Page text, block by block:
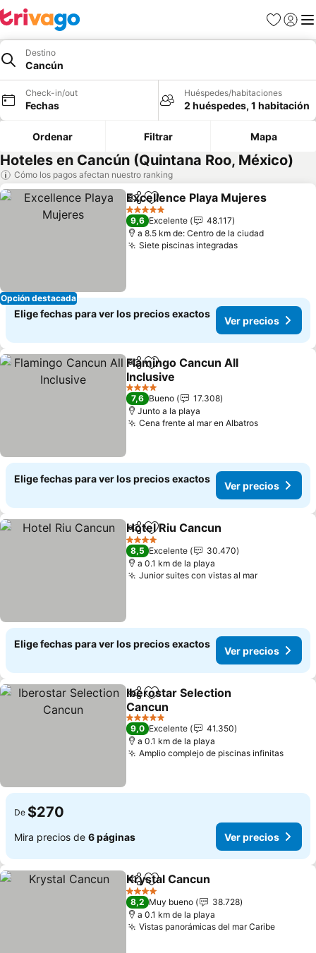
Favoritos
Iniciar
Destino
Cancún
Check-in/out
Fechas
Huéspedes/habitaciones
2 huéspedes, 1 habitación
Ordenar Filtrar Mapa
Hoteles en Cancún (Quintana Roo, México)
Cómo los pagos afectan nuestro ranking
Opción destacada
CompartirAgregar a favoritos
Excellence Playa Mujeres
5 Estrellas
9,6 Excelente
48.117
a 8.5 km de: Centro de la ciudad
Siete piscinas integradasVer precios
Elige fechas para ver los precios exactos
Ver precios
CompartirAgregar a favoritos
Flamingo Cancun All
Inclusive
Ver precios
4 Estrellas
7,6 Bueno
17.308
Junto a la playa
Cena frente al mar en AlbatrosVer
Elige fechas para ver los precios exactos
Ver precios
CompartirAgregar a favoritos
Hotel Riu Cancun
4 Estrellas
8,5 Excelente
30.470
a 0.1 km de la playa
Junior suites con vistas al marVer
Elige fechas para ver los precios exactos
Ver precios
CompartirAgregar a favoritos
Iberostar Selection
Cancun
Ver precios
5 Estrellas
9,0 Excelente
41.350
a 0.1 km de la playa
Amplio complejo de piscinas infinitasVer
De $270
Mira precios de 6 páginas Ver precios
CompartirAgregar a favoritos
Krystal Cancun
4 Estrellas
8,2 Muy bueno
38.728
a 0.1 km de la playa
Vistas panorámicas del mar CaribeVer